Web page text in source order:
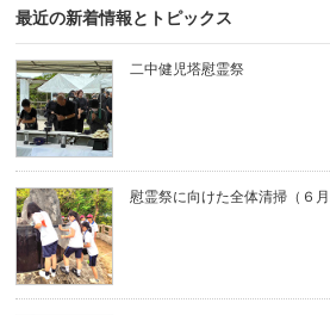
最近の新着情報とトピックス
二中健児塔慰霊祭
慰霊祭に向けた全体清掃（６月